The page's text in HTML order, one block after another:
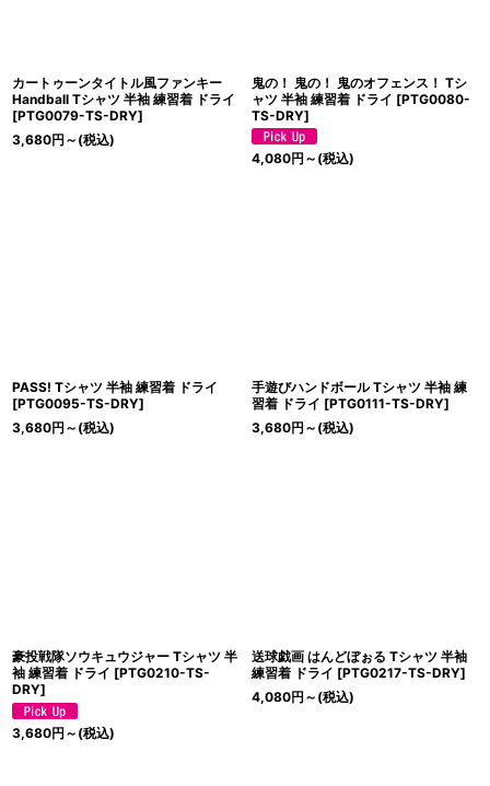
カートゥーンタイトル風ファンキー
Handball Tシャツ 半袖 練習着 ドライ
[PTG0079-TS-DRY]
3,680円 ～ (税込)
鬼の！ 鬼の！ 鬼のオフェンス！ Tシ
ャツ 半袖 練習着 ドライ [PTG0080-
TS-DRY]
4,080円 ～ (税込)
PASS! Tシャツ 半袖 練習着 ドライ
[PTG0095-TS-DRY]
3,680円 ～ (税込)
手遊びハンドボール Tシャツ 半袖 練
習着 ドライ [PTG0111-TS-DRY]
3,680円 ～ (税込)
豪投戦隊ソウキュウジャー Tシャツ 半
袖 練習着 ドライ [PTG0210-TS-
DRY]
3,680円 ～ (税込)
送球戯画 はんどぼぉる Tシャツ 半袖
練習着 ドライ [PTG0217-TS-DRY]
4,080円 ～ (税込)